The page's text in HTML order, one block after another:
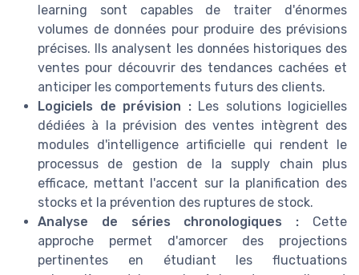
learning sont capables de traiter d'énormes
volumes de données pour produire des prévisions
précises. Ils analysent les données historiques des
ventes pour découvrir des tendances cachées et
anticiper les comportements futurs des clients.
Logiciels de prévision :Les solutions logicielles
dédiées à la prévision des ventes intègrent des
modules d'intelligence artificielle qui rendent le
processus de gestion de la supply chain plus
efficace, mettant l'accent sur la planification des
stocks et la prévention des ruptures de stock.
Analyse de séries chronologiques : Cette
approche permet d'amorcer des projections
pertinentes en étudiant les fluctuations